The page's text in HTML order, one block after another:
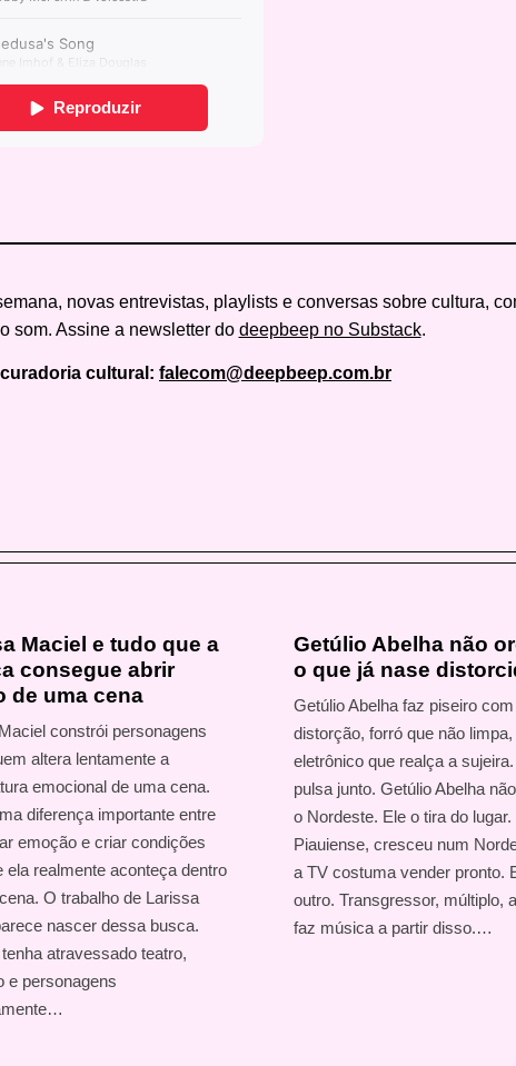
novas entrevistas, playlists e conversas sobre cultura,
som. Assine a newsletter do deepbeep no Substack.
cultural: falecom@deepbeep.com.br
Maciel e tudo que a
consegue abrir
de uma cena
constrói personagens
altera lentamente a
emocional de uma cena.
diferença importante entre
emoção e criar condições
ela realmente aconteça dentro
O trabalho de Larissa
nascer dessa busca.
atravessado teatro,
e personagens
Getúlio Abelha não
o que já nase
Getúlio Abelha faz piseiro com
distorção, forró que não limpa,
eletrônico que realça a
pulsa junto. Getúlio Abelha
o Nordeste. Ele o tira do lugar.
Piauiense, cresceu num
a TV costuma vender pronto.
outro. Transgressor, múltiplo,
faz música a partir disso.…